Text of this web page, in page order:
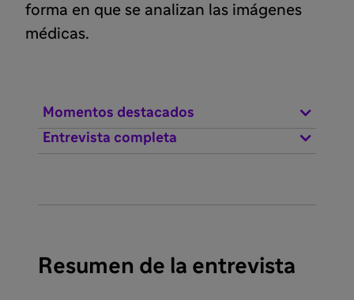
forma en que se analizan las imágenes
médicas.
Momentos destacados
Entrevista completa
Resumen de la entrevista